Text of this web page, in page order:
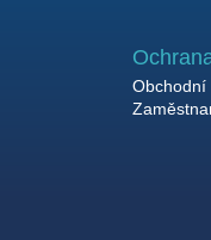
Obchodní